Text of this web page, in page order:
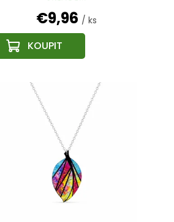
€9,96 / ks